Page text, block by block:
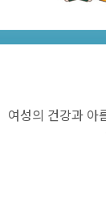
여성의 건강과 아